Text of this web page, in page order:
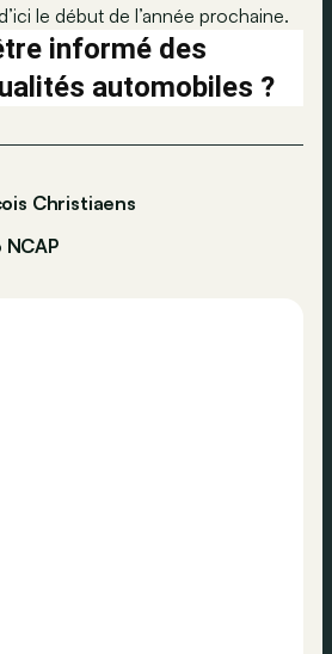
le début de l’année prochaine.
informé des
automobiles ?
Christiaens
NCAP